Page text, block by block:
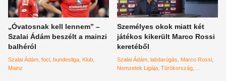
„Óvatosnak kell lennem” –
Szalai Ádám beszélt a mainzi
balhéról
Szalai Ádám foci bundesliga Klub
Mainz
Személyes okok miatt két
játékos kikerült Marco Rossi
keretéből
Szalai Ádám labdarúgás
Marco Rossi
Nemzetek Ligája Törökország